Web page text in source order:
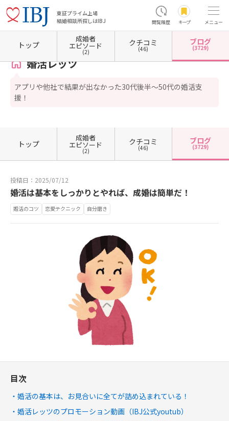
東証プライム上場
結婚相談所探しはIBJ
閲覧履歴 キープ メニュー
ホーム 千葉県の結婚相談所 千葉県船橋市 婚活レッツ カウンセラーブログ一覧
婚活レッツ
アプリや他社で結果が出なかった30代後半〜50代の婚活支
援！
トップ
成婚者
エピソード
(2)
クチコミ
(46)
ブログ
(3729)
トップ
成婚者
エピソード
(2)
クチコミ
(46)
ブログ
(3729)
投稿日：2025/07/12
婚活は基本をしっかりとやれば、成婚は簡単だ！
婚活のコツ 恋愛テクニック 自分磨き
目次
婚活の基本は、お見合いに全てが詰め込まれている！
婚活レッツのプロモーション動画（IBJ公式youtub）